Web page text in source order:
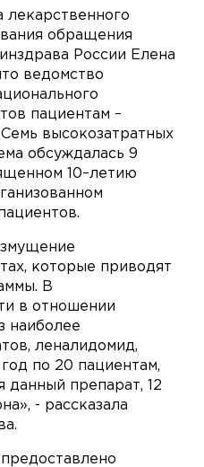
обращения
России Елена
ведомство
пациентам –
высокозатратных
обсуждалась 9
10–летию
которые приводят
В
в отношении
наиболее
леналидомид,
по 20 пациентам,
данный препарат, 12
- рассказала